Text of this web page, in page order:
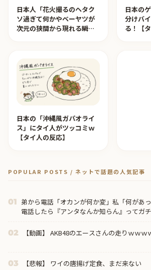
日本人「花火撮るのヘタク
ソ過ぎて何かやベーヤツが
次元の狭間から現れる瞬間
日本の
分けバ
る！【
日本の「沖縄風ガパオライ
ス」にタイ人がツッコミｗ
【タイ人の反応】
POPULAR POSTS / ネットで話題の人気記事
01 弟から電話「オカンが何か変」私「何があ
電話したら『アンタなんか知らん』ってガ
02 【動画】 AKB48のエースさんの走りｗｗｗ
03 【悲報】 ワイの唐揚げ定食、まだ来ない